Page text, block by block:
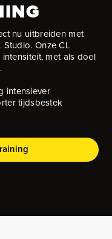
nu uitbreiden met
Onze CL
met als doel
intensiever
tijdsbestek